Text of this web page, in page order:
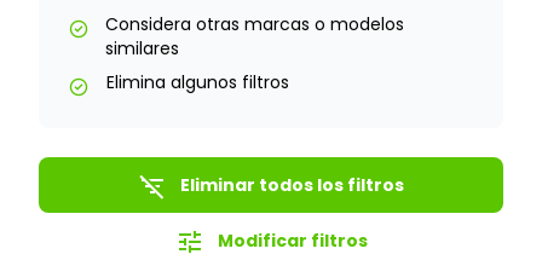
check_circle
Considera otras marcas o modelos
similares
check_circle Elimina algunos filtros
filter_list_off Eliminar todos los filtros
tune Modificar filtros